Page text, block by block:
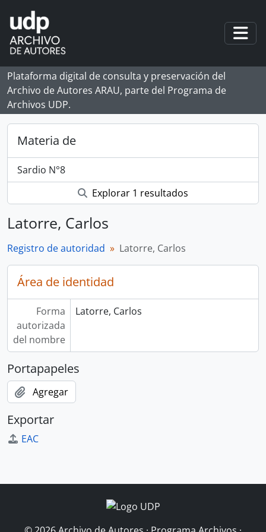
Skip to main content
Plataforma digital de consulta y preservación del
Archivo de Autores ARAU, parte del Programa de
Archivos UDP.
Materia de
Sardio N°8
Explorar 1 resultados
Latorre, Carlos
Registro de autoridad Latorre, Carlos
Área de identidad
Forma
autorizada
del nombre
Latorre, Carlos
Portapapeles
Agregar
Exportar
EAC